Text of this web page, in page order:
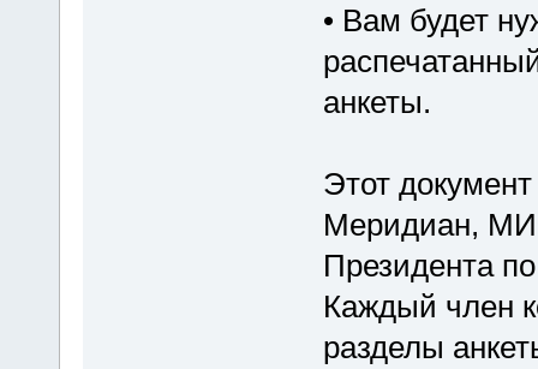
• Вам будет
анкеты.
Этот
Меридиан,
Президента
Каждый член
разделы